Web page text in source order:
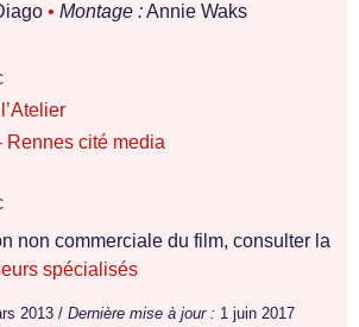
• Montage :Annie Waks
Rennes cité media
non commerciale du film, consulter la
spécialisés
2013 / Dernière mise à jour : 1 juin 2017